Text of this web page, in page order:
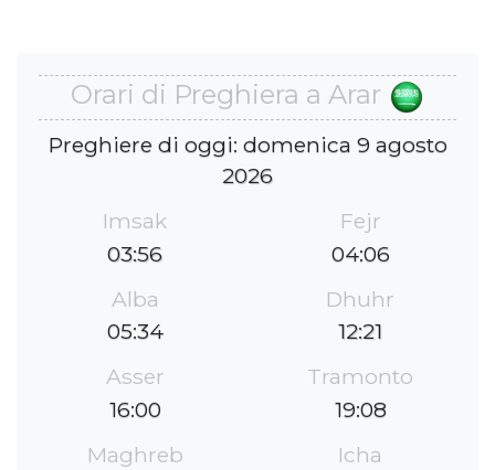
Orari di Preghiera a Arar
Preghiere di oggi: domenica 9 agosto
2026
Imsak
03:56
Fejr
04:06
Alba
05:34
Dhuhr
12:21
Asser
16:00
Tramonto
19:08
Maghreb
Icha